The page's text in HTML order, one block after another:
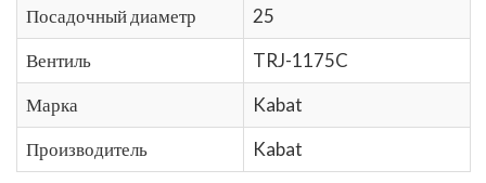
Посадочный диаметр
25
Вентиль
TRJ-1175C
Марка
Kabat
Производитель
Kabat